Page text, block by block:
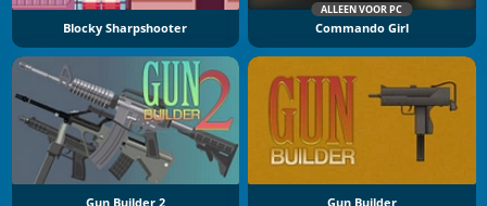
Blocky Sharpshooter
ALLEEN VOOR PC
Commando Girl
Gun Builder 2 Gun Builder